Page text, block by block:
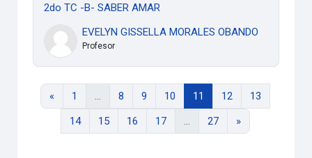
2do TC -B- SABER AMAR
EVELYN GISSELLA MORALES OBANDO
Profesor
«Página anterior
1 … 8 Página 8
9 Página 9
10 Página 10
11 Página 11
12 Página 12
13
14Página 14
15Página 15
16Página 16
17Página 17
… 27Página 27
»Siguiente